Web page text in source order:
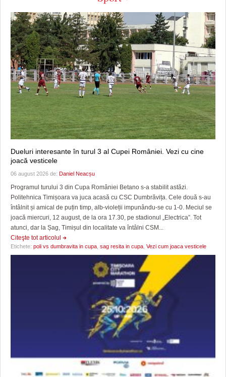
Dueluri interesante în turul 3 al Cupei României. Vezi cu cine
joacă vesticele
06 august 2026 de: Daniel Neacșu
Programul turului 3 din Cupa României Betano s-a stabilit astăzi.
Politehnica Timișoara va juca acasă cu CSC Dumbrăvița. Cele două s-au
întâlnit și amical de puțin timp, alb-violeții impunându-se cu 1-0. Meciul se
joacă miercuri, 12 august, de la ora 17.30, pe stadionul „Electrica”. Tot
atunci, dar la Șag, Timișul din localitate va întâlni CSM...
Citeşte tot articolul
Etichete: poli vs dumbravita in cupa sag resita in cupa Vezi cum joaca vesticele